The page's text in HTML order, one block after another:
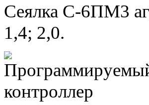
Сеялка С-6ПМ3
1,4; 2,0.